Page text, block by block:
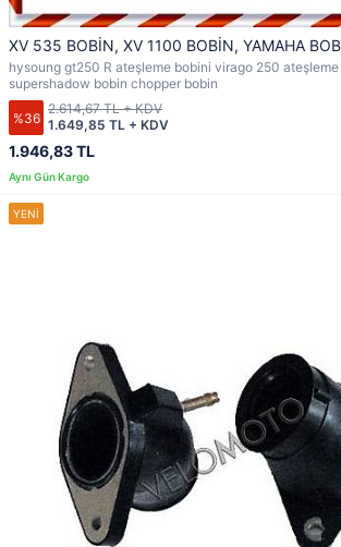
XV 535 BOBİN, XV 1100 BOBİN, YAMAHA
hysoung gt250 R ateşleme bobini virago 250
supershadow bobin chopper bobin
%36
1.946,83 TL
1.649,85 TL + KDV
2.614,67 TL + KDV